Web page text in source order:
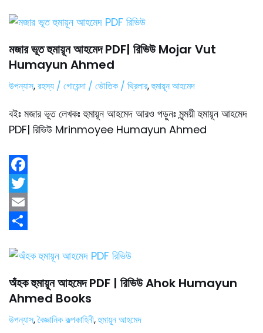
মজার ভূত হুমায়ূন আহমেদ PDF| রিভিউ Mojar Vut
Humayun Ahmed
উপন্যাস,রহস্য / গোয়েন্দা / ভৌতিক / থ্রিলার,হুমায়ূন আহমেদ
বইঃ মজার ভূত লেখকঃ হুমায়ূন আহমেদ আরও পড়ুনঃ মৃন্ময়ী হুমায়ূন আহমেদ
PDF| রিভিউ Mrinmoyee Humayun Ahmed
F
a
c
b
o
o
k
T
w
t
t
e
r
E
a
i
l
h
a
r
e
অঁহক হুমায়ূন আহমেদ PDF | রিভিউ Ahok Humayun
Ahmed Books
উপন্যাস,বৈজ্ঞানিক কল্পকাহিনী,হুমায়ূন আহমেদ